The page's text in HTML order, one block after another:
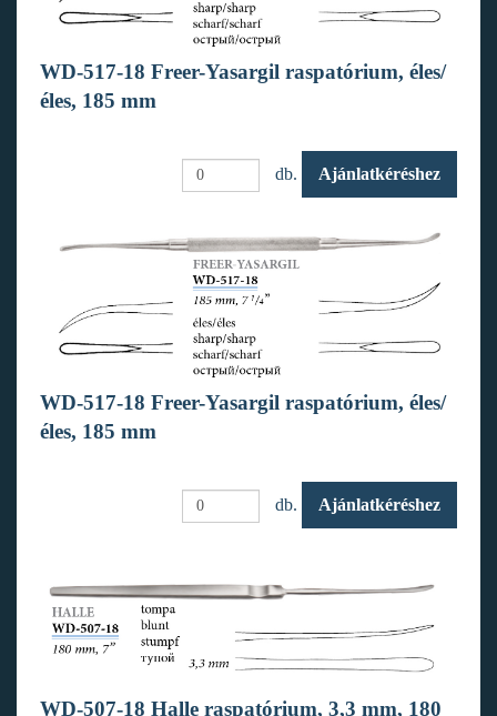
WD-517-18 Freer-Yasargil raspatórium, éles/
éles, 185 mm
db. Ajánlatkéréshez
WD-517-18 Freer-Yasargil raspatórium, éles/
éles, 185 mm
db. Ajánlatkéréshez
WD-507-18 Halle raspatórium, 3,3 mm, 180